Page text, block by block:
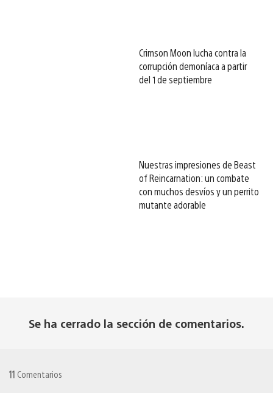
Crimson Moon lucha contra la
corrupción demoníaca a partir
del 1 de septiembre
Nuestras impresiones de Beast
of Reincarnation: un combate
con muchos desvíos y un perrito
mutante adorable
Se ha cerrado la sección de comentarios.
11 Comentarios